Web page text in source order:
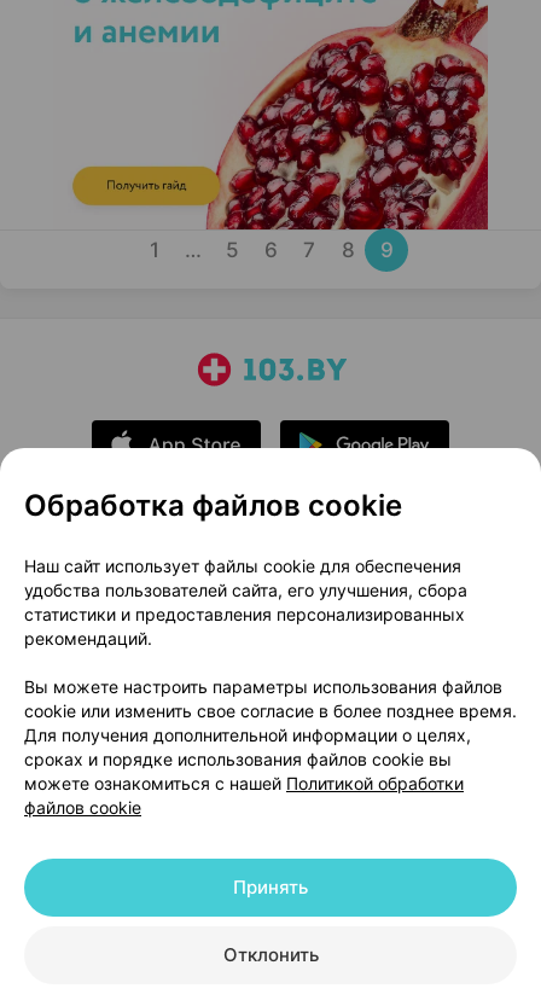
1 … 5 6 7 8 9
О проекте
Новости проекта
Размещение рекламы
Медицинский маркетинг
Публичный договор
Доставка
Способы оплаты
Вакансии
Партнеры
Написать руководителю 103.by
Написать в поддержку
Персональные настройки Cookie
© 2026 ООО «Артокс Лаб», УНП 191700409 | 220012, Республика Беларусь,
+375 291212755
Обработка файлов cookie
Наш сайт использует файлы cookie для обеспечения
удобства пользователей сайта, его улучшения, сбора
статистики и предоставления персонализированных
рекомендаций.
Вы можете настроить параметры использования файлов
cookie или изменить свое согласие в более позднее время.
Для получения дополнительной информации о целях,
сроках и порядке использования файлов cookie вы
можете ознакомиться с нашей Политикой обработки
файлов cookie
Отклонить
Принять